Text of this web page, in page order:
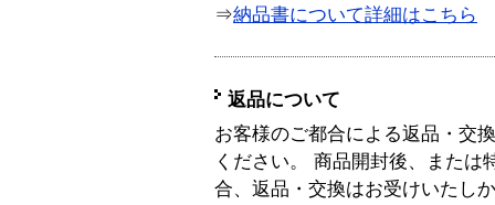
⇒納品書について詳細はこちら
返品について
お客様のご都合による返品・交
ください。 商品開封後、または
合、返品・交換はお受けいたし